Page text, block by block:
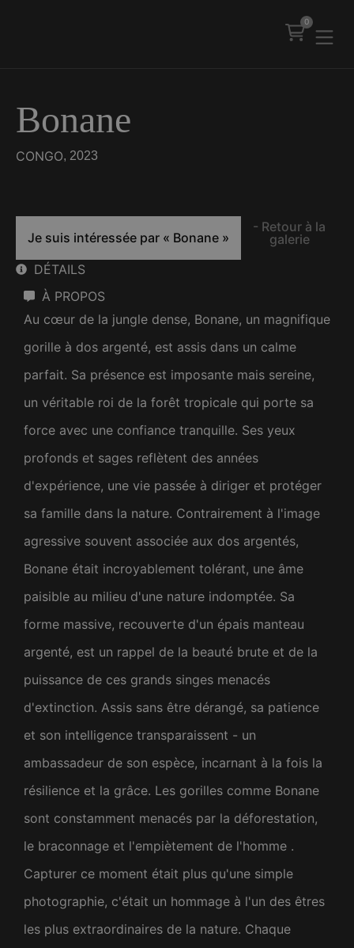
0
Bonane
CONGO, 2023
Je suis intéressée par « Bonane »
- Retour à la
galerie
DÉTAILS
À PROPOS
Au cœur de la jungle dense, Bonane, un magnifique
gorille à dos argenté, est assis dans un calme
parfait. Sa présence est imposante mais sereine,
un véritable roi de la forêt tropicale qui porte sa
force avec une confiance tranquille. Ses yeux
profonds et sages reflètent des années
d'expérience, une vie passée à diriger et protéger
sa famille dans la nature. Contrairement à l'image
agressive souvent associée aux dos argentés,
Bonane était incroyablement tolérant, une âme
paisible au milieu d'une nature indomptée. Sa
forme massive, recouverte d'un épais manteau
argenté, est un rappel de la beauté brute et de la
puissance de ces grands singes menacés
d'extinction. Assis sans être dérangé, sa patience
et son intelligence transparaissent - un
ambassadeur de son espèce, incarnant à la fois la
résilience et la grâce. Les gorilles comme Bonane
sont constamment menacés par la déforestation,
le braconnage et l'empiètement de l'homme .
Capturer ce moment était plus qu'une simple
photographie, c'était un hommage à l'un des êtres
les plus extraordinaires de la nature. Chaque